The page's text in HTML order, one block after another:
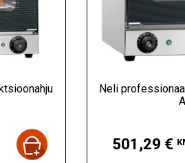
Neli
501,29 €